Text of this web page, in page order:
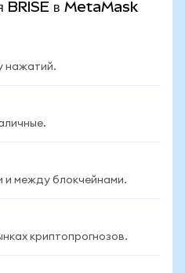
BRISE в MetaMask
нажатий.
и между блокчейнами.
криптопрогнозов.